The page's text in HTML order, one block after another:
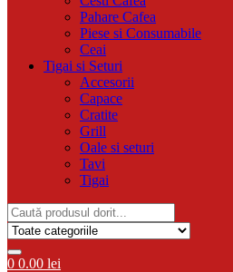
Pahare Cafea
Piese si Consumabile
Ceai
Tigai si Seturi
Accesorii
Capace
Cratite
Grill
Oale si seturi
Tavi
Tigai
Search
for:
0 0.00 lei